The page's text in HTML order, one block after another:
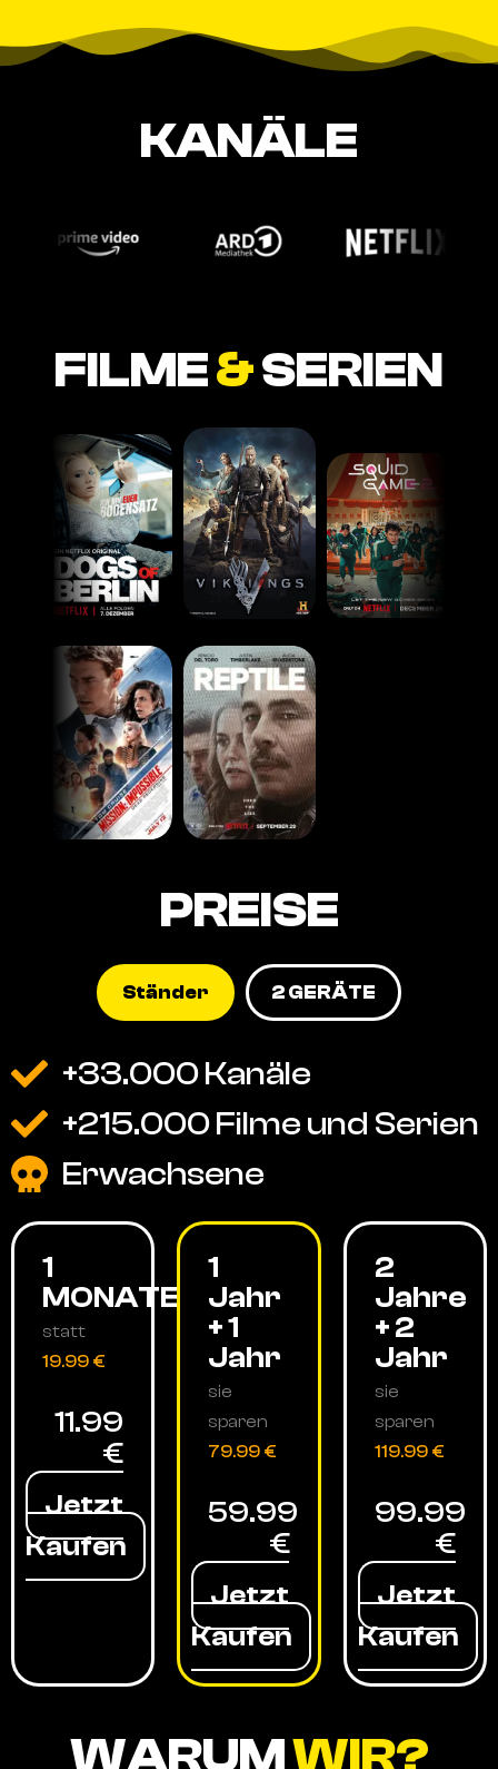
KANÄLE
FILME&SERIEN
PREISE
Ständer 2 GERÄTE
+33.000 Kanäle
+215.000 Filme und Serien
Erwachsene
1
MONATE
statt
19.99 €
11.99
€
Jetzt
Kaufen
1
Jahr
+ 1
Jahr
sie
sparen
79.99 €
59.99
€
Jetzt
Kaufen
2
Jahre
+ 2
Jahr
sie
sparen
119.99 €
99.99
€
Jetzt
Kaufen
WARUMWIR?